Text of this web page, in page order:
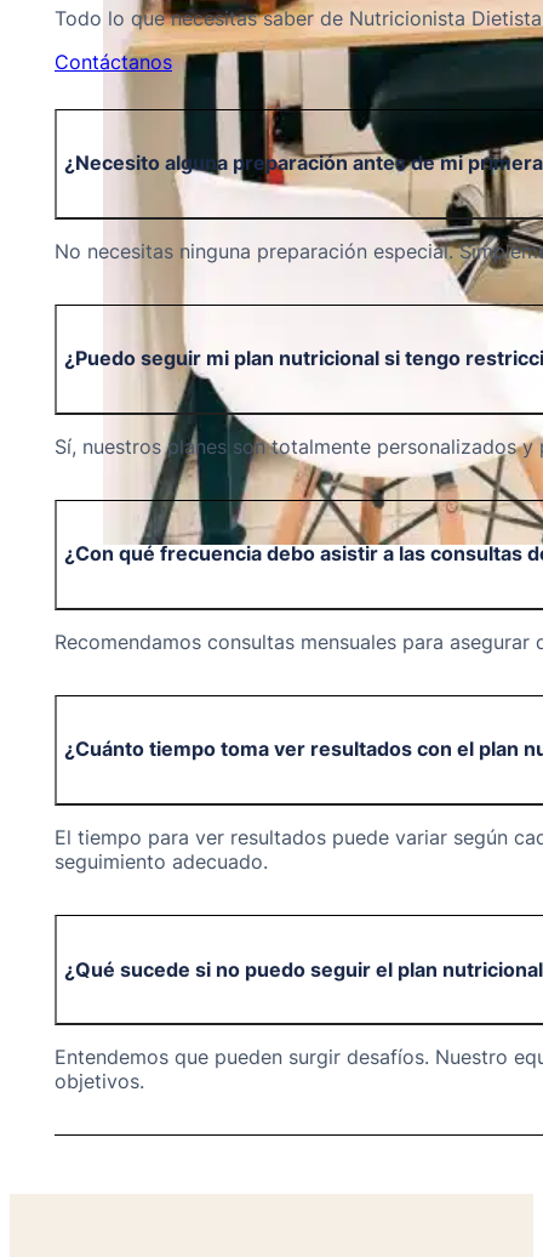
Todo lo que necesitas saber de Nutricionista Dietista
Contáctanos
¿Necesito alguna preparación antes de mi
No necesitas ninguna preparación especial.
¿Puedo seguir mi plan nutricional si tengo
Sí, nuestros planes son totalmente personalizados
¿Con qué frecuencia debo asistir a las consultas
Recomendamos consultas mensuales para
¿Cuánto tiempo toma ver resultados con el plan
El tiempo para ver resultados puede variar según
seguimiento adecuado.
¿Qué sucede si no puedo seguir el plan
Entendemos que pueden surgir desafíos. Nuestro
objetivos.